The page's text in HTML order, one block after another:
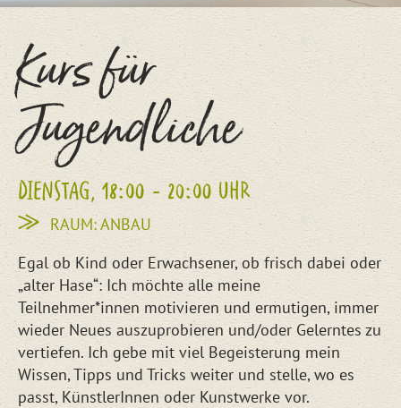
Kurs für
Jugendliche
DIENSTAG, 18:00 - 20:00 UHR
RAUM: ANBAU
Egal ob Kind oder Erwachsener, ob frisch dabei oder
„alter Hase“: Ich möchte alle meine
Teilnehmer*innen motivieren und ermutigen, immer
wieder Neues auszuprobieren und/oder Gelerntes zu
vertiefen. Ich gebe mit viel Begeisterung mein
Wissen, Tipps und Tricks weiter und stelle, wo es
passt, KünstlerInnen oder Kunstwerke vor.